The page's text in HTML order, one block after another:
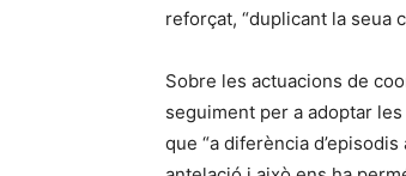
reforçat, “duplicant la seua
Sobre les actuacions de
seguiment per a adoptar
que “a diferència